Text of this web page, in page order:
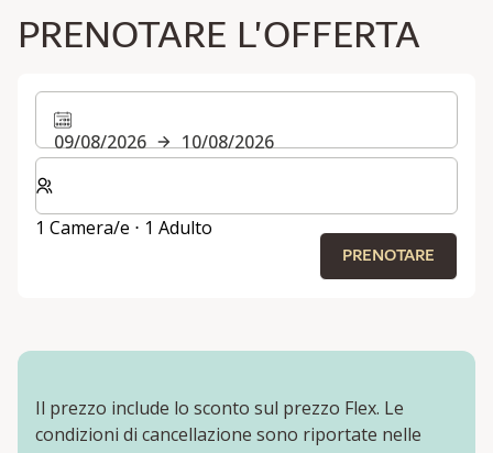
PRENOTARE L'OFFERTA
09/08/2026
10/08/2026
Selezionare il numero di camere e di ospiti per il
1 Camera/e ⋅ 1 Adulto
PRENOTARE
Il prezzo include lo sconto sul prezzo Flex. Le
condizioni di cancellazione sono riportate nelle